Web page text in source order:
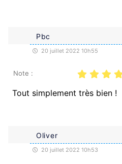
Pbc
20 juillet 2022 10h55
Note :
Tout simplement très bien !
Oliver
20 juillet 2022 10h53